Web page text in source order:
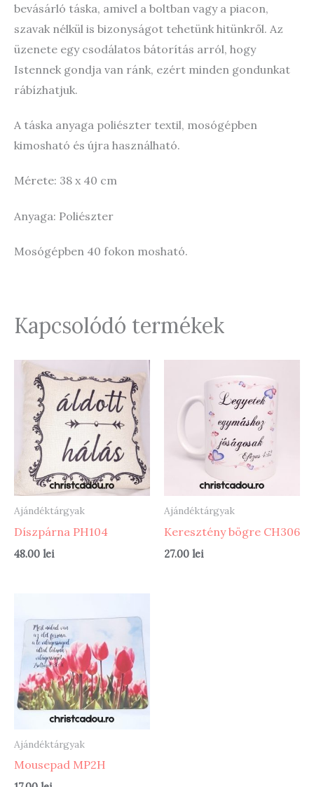
bevásárló táska, amivel a boltban vagy a piacon,
szavak nélkül is bizonyságot tehetünk hitünkről. Az
üzenete egy csodálatos bátorítás arról, hogy
Istennek gondja van ránk, ezért minden gondunkat
rábízhatjuk.
A táska anyaga poliészter textil, mosógépben
kimosható és újra használható.
Mérete: 38 x 40 cm
Anyaga: Poliészter
Mosógépben 40 fokon mosható.
Kapcsolódó termékek
Ajándéktárgyak
Díszpárna PH104
48.00 lei
Ajándéktárgyak
Keresztény bögre CH306
27.00 lei
Ajándéktárgyak
Mousepad MP2H